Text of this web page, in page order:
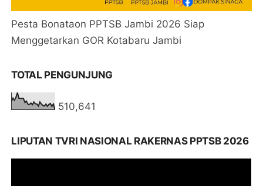
Pesta Bonataon PPTSB Jambi 2026 Siap
Menggetarkan GOR Kotabaru Jambi
TOTAL PENGUNJUNG
510,641
LIPUTAN TVRI NASIONAL RAKERNAS PPTSB 2026